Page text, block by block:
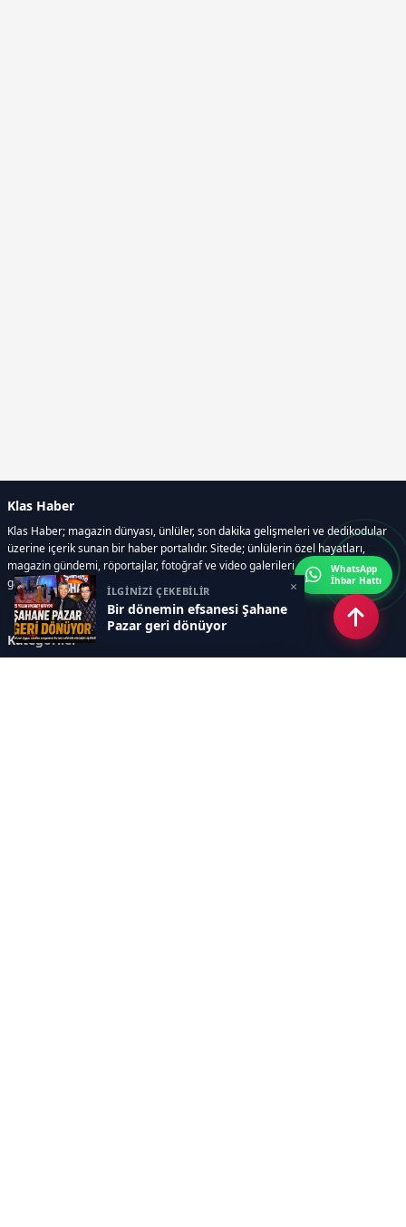
İLGİNİZİ ÇEKEBİLİR
Bir dönemin efsanesi Şahane
Pazar geri dönüyor
×
Klas Haber
Klas Haber; magazin dünyası, ünlüler, son dakika gelişmeleri ve dedikodular
üzerine içerik sunan bir haber portalıdır. Sitede; ünlülerin özel hayatları,
magazin gündemi, röportajlar, fotoğraf ve video galerileri, resmi ilanlar, e-
gazete gibi geniş bir içerik yelpazesi bulunur.
Kategoriler
WhatsApp
İhbar Hattı